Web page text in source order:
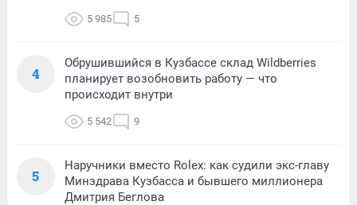
5 985 5
4
Обрушившийся в Кузбассе склад Wildberries
планирует возобновить работу — что
происходит внутри
5 542 9
5
Наручники вместо Rolex: как судили экс-главу
Минздрава Кузбасса и бывшего миллионера
Дмитрия Беглова